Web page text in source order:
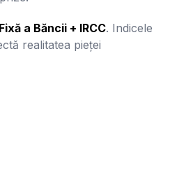
a Băncii + IRCC. Indicele
realitatea pieței